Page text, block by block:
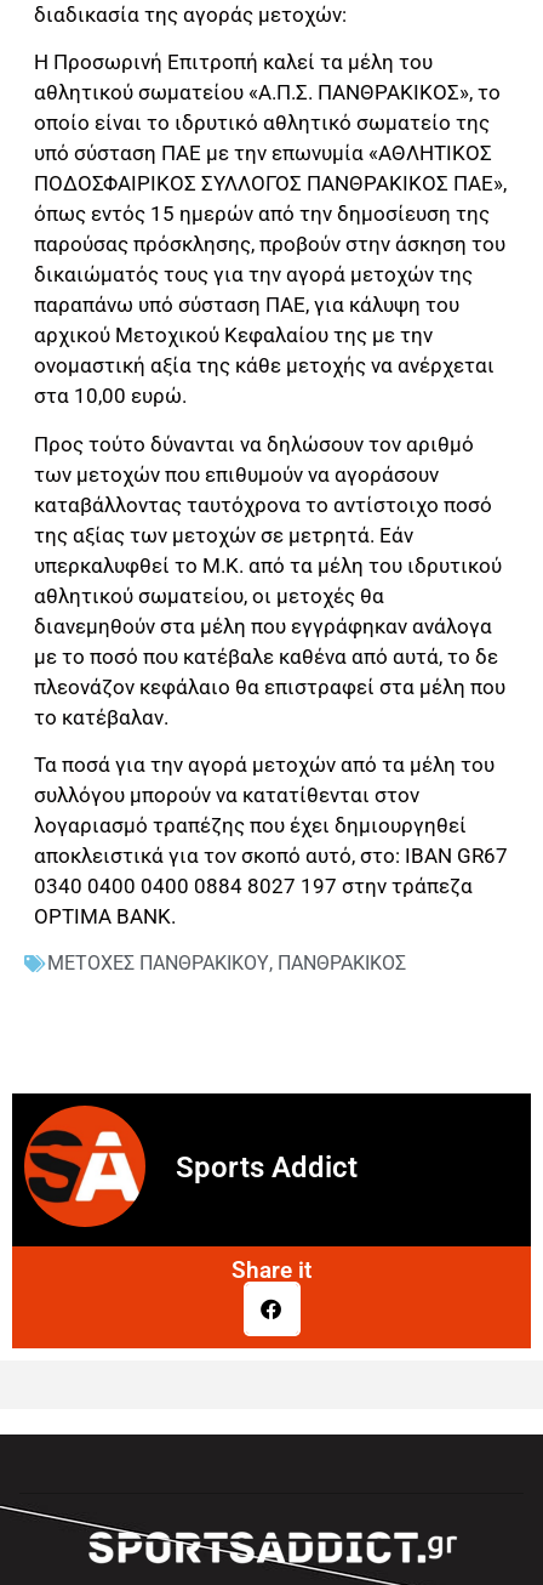
διαδικασία της αγοράς μετοχών:
Η Προσωρινή Επιτροπή καλεί τα μέλη του
αθλητικού σωματείου «Α.Π.Σ. ΠΑΝΘΡΑΚΙΚΟΣ», το
οποίο είναι το ιδρυτικό αθλητικό σωματείο της
υπό σύσταση ΠΑΕ με την επωνυμία «ΑΘΛΗΤΙΚΟΣ
ΠΟΔΟΣΦΑΙΡΙΚΟΣ ΣΥΛΛΟΓΟΣ ΠΑΝΘΡΑΚΙΚΟΣ ΠΑΕ»,
όπως εντός 15 ημερών από την δημοσίευση της
παρούσας πρόσκλησης, προβούν στην άσκηση του
δικαιώματός τους για την αγορά μετοχών της
παραπάνω υπό σύσταση ΠΑΕ, για κάλυψη του
αρχικού Μετοχικού Κεφαλαίου της με την
ονομαστική αξία της κάθε μετοχής να ανέρχεται
στα 10,00 ευρώ.
Προς τούτο δύνανται να δηλώσουν τον αριθμό
των μετοχών που επιθυμούν να αγοράσουν
καταβάλλοντας ταυτόχρονα το αντίστοιχο ποσό
της αξίας των μετοχών σε μετρητά. Εάν
υπερκαλυφθεί το Μ.Κ. από τα μέλη του ιδρυτικού
αθλητικού σωματείου, οι μετοχές θα
διανεμηθούν στα μέλη που εγγράφηκαν ανάλογα
με το ποσό που κατέβαλε καθένα από αυτά, το δε
πλεονάζον κεφάλαιο θα επιστραφεί στα μέλη που
το κατέβαλαν.
Τα ποσά για την αγορά μετοχών από τα μέλη του
συλλόγου μπορούν να κατατίθενται στον
λογαριασμό τραπέζης που έχει δημιουργηθεί
αποκλειστικά για τον σκοπό αυτό, στο: IBAN GR67
0340 0400 0400 0884 8027 197 στην τράπεζα
OPTIMA BANK.
ΜΕΤΟΧΕΣ ΠΑΝΘΡΑΚΙΚΟΥ, ΠΑΝΘΡΑΚΙΚΟΣ
Sports Addict
Share it